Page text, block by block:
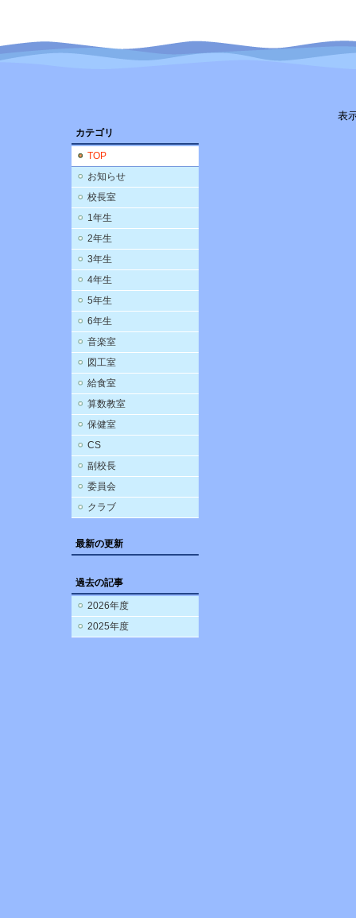
カテゴリ
TOP
お知らせ
校長室
1年生
2年生
3年生
4年生
5年生
6年生
音楽室
図工室
給食室
算数教室
保健室
CS
副校長
委員会
クラブ
最新の更新
過去の記事
2026年度
2025年度
表